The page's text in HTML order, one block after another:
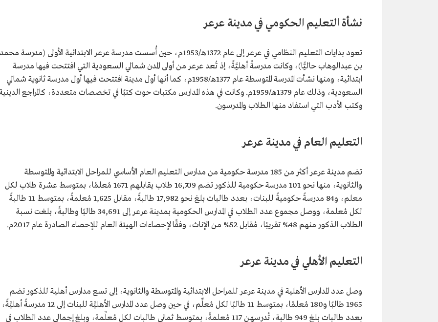
نشأة التعليم الحكومي في مدينة عرعر
تعود بدايات التعليم النظامي في عرعر إلى عام 1372هـ/1953م، حين أُسست مدرسة عرعر الابتدائية الأولى (مدرسة محمد
بن عبدالوهاب حاليًّا)، وكانت مدرسةً أهليَّةً، إذ تُعد عرعر من أولى المدن شمالي السعودية التي افتتحت فيها مدرسة
ابتدائية، ومنها نشأت المدرسة المتوسطة عام 1377هـ/1958م، كما أنها أول مدينة افتتحت فيها أول مدرسة ثانوية شمالي
السعودية، وذلك عام 1379هـ/1959م. وكانت في هذه المدارس مكتبات حوت كتبًا في تخصصات متعددة، كالمراجع
وكتب الأدب التي استفاد منها الطلاب والمدرسون.
التعليم العام في مدينة عرعر
تضم مدينة عرعر أكثر من 185 مدرسة حكومية من مدارس التعليم العام الأساسي للمراحل الابتدائية والمتوسطة
والثانوية، منها نحو 101 مدرسة حكومية للذكور تضم 16,709 طلاب يقابلهم 1671 مُعلمًا، بمتوسط عشرة طلاب لكل
معلم، و84 مدرسةً حكوميةً للبنات، بعدد طالبات بلغ نحو 17,982 طالبةً، مقابل 1,625 مُعلمةً، بمتوسط 11 طالبةً
لكل مُعلمة، ووصل مجموع عدد الطلاب في المدارس الحكومية بمدينة عرعر إلى 34,691 طالبًا وطالبةً، بلغت نسبة
الطلاب الذكور منهم 48% تقريبًا، مُقابل 52% من الإناث، وفقًا لإحصاءات الهيئة العام للإحصاء الصادرة عام 2017م.
التعليم الأهلي في مدينة عرعر
وصل عدد المدارس الأهلية في مدينة عرعر للمراحل الابتدائية والمتوسطة والثانوية، إلى تسع مدارس أهلية للذكور تضم
1965 طالبًا و180 مُعلمًا، بمتوسط 11 طالبًا لكل مُعلِّم، في حين وصل عدد المدارس الأهليَّة للبنات إلى 12 مدرسةً أهليَّةً،
بعدد طالبات بلغ 949 طالبة، تُدرسهن 117 مُعلمةً، بمتوسط ثماني طالبات لكل مُعلِّمة، وبلغ إجمالي عدد الطلاب في